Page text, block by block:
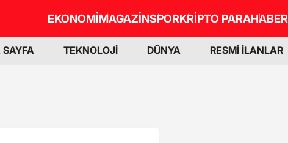
EKONOMİMAGAZİNSPORKRİPTO PARAHABER
SAYFA TEKNOLOJİ DÜNYA RESMİ İLANLAR